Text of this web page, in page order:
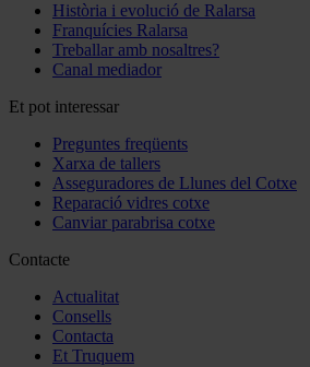
Història i evolució de Ralarsa
Franquícies Ralarsa
Treballar amb nosaltres?
Canal mediador
Et pot interessar
Preguntes freqüents
Xarxa de tallers
Asseguradores de Llunes del Cotxe
Reparació vidres cotxe
Canviar parabrisa cotxe
Contacte
Actualitat
Consells
Contacta
Et Truquem